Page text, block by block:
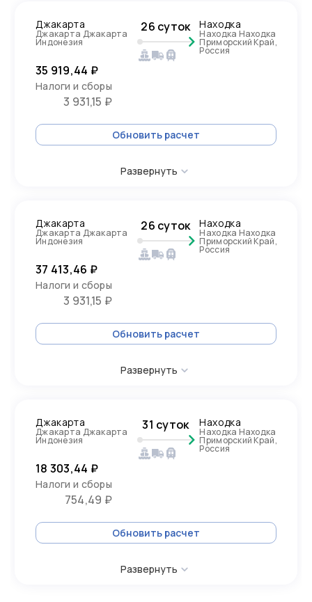
Джакарта
Джакарта Джакарта
Индонезия
26 суток Находка
Находка Находка
Приморский Край,
Россия
35 919,44 ₽
Налоги и сборы
3 931,15 ₽
Обновить расчет
Развернуть
Джакарта
Джакарта Джакарта
Индонезия
26 суток Находка
Находка Находка
Приморский Край,
Россия
37 413,46 ₽
Налоги и сборы
3 931,15 ₽
Обновить расчет
Развернуть
Джакарта
Джакарта Джакарта
Индонезия
31 суток Находка
Находка Находка
Приморский Край,
Россия
18 303,44 ₽
Налоги и сборы
754,49 ₽
Обновить расчет
Развернуть